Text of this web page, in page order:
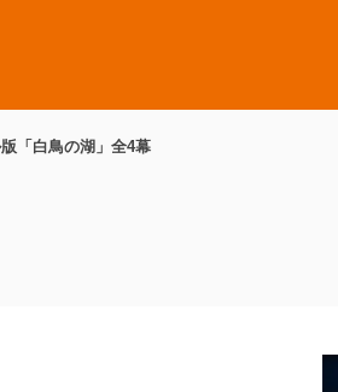
「白鳥の湖」全4幕